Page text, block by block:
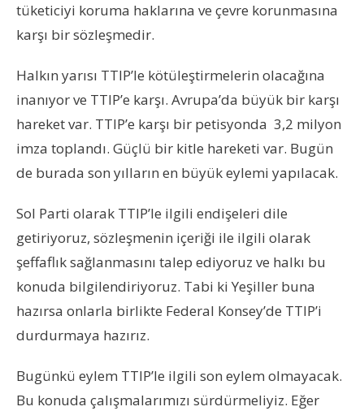
tüketiciyi koruma haklarına ve çevre korunmasına
karşı bir sözleşmedir.
Halkın yarısı TTIP’le kötüleştirmelerin olacağına
inanıyor ve TTIP’e karşı. Avrupa’da büyük bir karşı
hareket var. TTIP’e karşı bir petisyonda 3,2 milyon
imza toplandı. Güçlü bir kitle hareketi var. Bugün
de burada son yılların en büyük eylemi yapılacak.
Sol Parti olarak TTIP’le ilgili endişeleri dile
getiriyoruz, sözleşmenin içeriği ile ilgili olarak
şeffaflık sağlanmasını talep ediyoruz ve halkı bu
konuda bilgilendiriyoruz. Tabi ki Yeşiller buna
hazırsa onlarla birlikte Federal Konsey’de TTIP’i
durdurmaya hazırız.
Bugünkü eylem TTIP’le ilgili son eylem olmayacak.
Bu konuda çalışmalarımızı sürdürmeliyiz. Eğer